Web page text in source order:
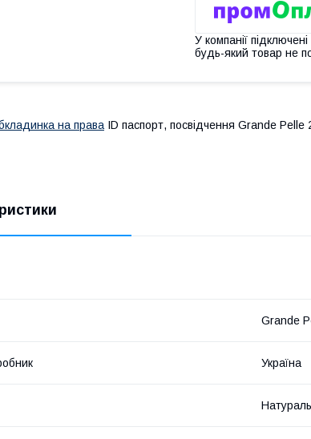
У компанії
будь-який товар не
на права ID паспорт, посвідчення Grande Pelle
Grande
Україна